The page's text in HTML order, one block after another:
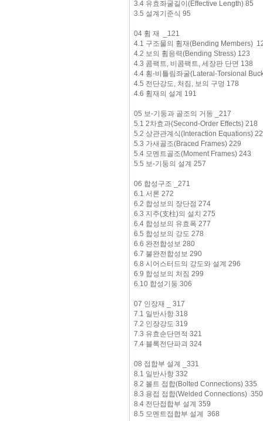
3.4 유효좌굴길이(Effective Length) 85
3.5 설계기준식 95
04 휨 재 _121
4.1 구조물의 휨재(Bending Members)
4.2 보의 휨응력(Bending Stress) 123
4.3 콤팩트, 비콤팩트, 세장판 단면 138
4.4 횡-비틀림좌굴(Lateral-Torsional
4.5 전단강도, 처짐, 보의 구멍 178
4.6 휨재의 설계 191
05 보-기둥과 골조의 거동 _217
5.1 2차효과(Second-Order Effects) 218
5.2 상관관계식(Interaction Equations)
5.3 가새골조(Braced Frames) 229
5.4 모멘트골조(Moment Frames) 243
5.5 보-기둥의 설계 257
06 합성구조 _271
6.1 서론 272
6.2 합성보의 장단점 274
6.3 지주(支柱)의 설치 275
6.4 합성보의 유효폭 277
6.5 합성보의 강도 278
6.6 완전합성보 280
6.7 불완전합성보 290
6.8 시어스터드의 강도와 설계 296
6.9 합성보의 처짐 299
6.10 합성기둥 306
07 인장재 _ 317
7.1 일반사항 318
7.2 인장강도 319
7.3 유효순단면적 321
7.4 블록전단파괴 324
08 접합부 설계 _331
8.1 일반사항 332
8.2 볼트 접합(Bolted Connections) 335
8.3 용접 접합(Welded Connections) 350
8.4 전단접합부 설계 359
8.5 모멘트접합부 설계 368